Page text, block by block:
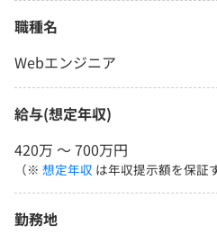
職種名
Webエンジニア
給与(想定年収)
420万 〜 700万円
（※ 想定年収 は年収提示額を保証
勤務地